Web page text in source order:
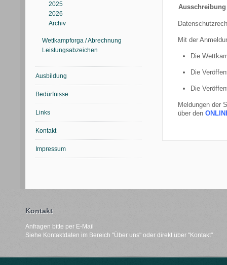
Ausschreibung
Mit der
Die
Die
Die
Meldungen der
über den
2025
2026
Archiv
Wettkampforga / Abrechnung
Leistungsabzeichen
Ausbildung
Bedürfnisse
Links
Kontakt
Impressum
Kontakt
Anfragen bitte per E-Mail
Siehe Kontaktdaten im Bereich "Über uns" oder direkt über "Kontakt"